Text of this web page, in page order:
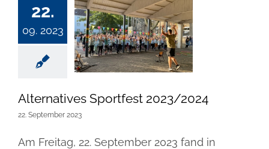
22.
09. 2023
Alternatives
Sportfest
2023/2024
Alternatives Sportfest 2023/2024
22. September 2023
Am Freitag, 22. September 2023 fand in